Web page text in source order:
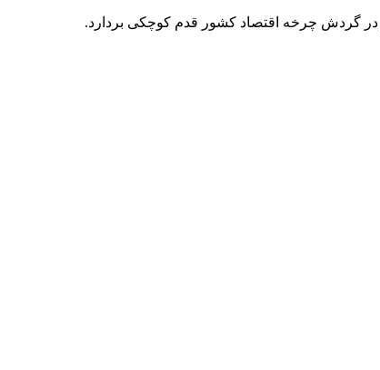
گردش چرخه اقتصاد کشور قدم کوچکی بردارد.